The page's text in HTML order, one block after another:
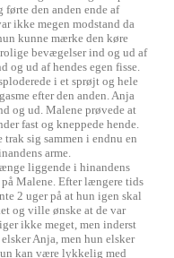
den anden ende af
ikke megen modstand da
kunne mærke den køre
bevægelser ind og ud af
og ud af hendes egen fisse.
i et sprøjt og hele
efter den anden. Anja
og ud. Malene prøvede at
fast og kneppede hende.
trak sig sammen i endnu en
arme.
liggende i hinandens
Malene. Efter længere tids
2 uger på at hun igen skal
og ville ønske at de var
ikke meget, men inderst
Anja, men hun elsker
kan være lykkelig med